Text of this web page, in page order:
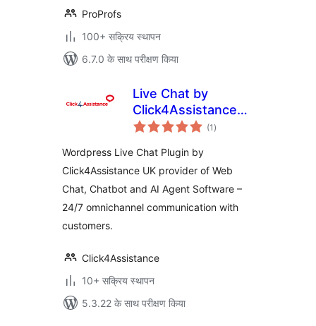
ProProfs
100+ सक्रिय स्थापन
6.7.0 के साथ परीक्षण किया
Live Chat by
Click4Assistance
UK
(1 कुल
दर)
Wordpress Live Chat Plugin by
Click4Assistance UK provider of Web
Chat, Chatbot and AI Agent Software –
24/7 omnichannel communication with
customers.
Click4Assistance
10+ सक्रिय स्थापन
5.3.22 के साथ परीक्षण किया